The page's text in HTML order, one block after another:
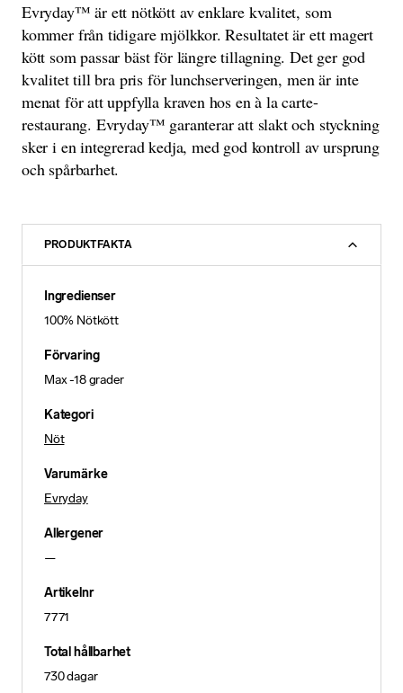
Evryday™ är ett nötkött av enklare kvalitet, som
kommer från tidigare mjölkkor. Resultatet är ett magert
kött som passar bäst för längre tillagning. Det ger god
kvalitet till bra pris för lunchserveringen, men är inte
menat för att uppfylla kraven hos en à la carte-
restaurang. Evryday™ garanterar att slakt och styckning
sker i en integrerad kedja, med god kontroll av ursprung
och spårbarhet.
PRODUKTFAKTA
Ingredienser
100% Nötkött
Förvaring
Max -18 grader
Kategori
Nöt
Varumärke
Evryday
Allergener
—
Artikelnr
7771
Total hållbarhet
730 dagar